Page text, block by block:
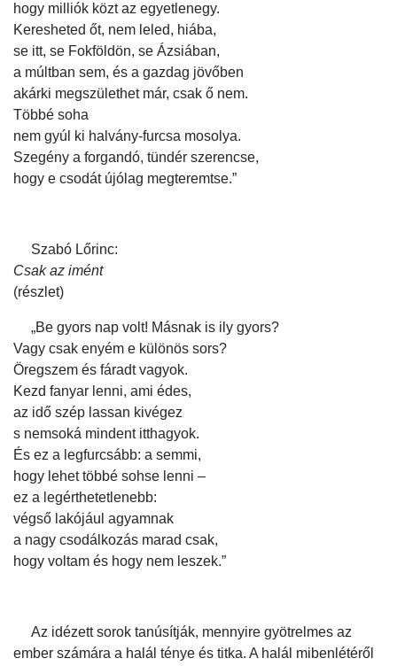
hogy milliók közt az egyetlenegy.
Keresheted őt, nem leled, hiába,
se itt, se Fokföldön, se Ázsiában,
a múltban sem, és a gazdag jövőben
akárki megszülethet már, csak ő nem.
Többé soha
nem gyúl ki halvány-furcsa mosolya.
Szegény a forgandó, tündér szerencse,
hogy e csodát újólag megteremtse.”
Szabó Lőrinc:
Csak az imént
(részlet)
„Be gyors nap volt! Másnak is ily gyors?
Vagy csak enyém e különös sors?
Öregszem és fáradt vagyok.
Kezd fanyar lenni, ami édes,
az idő szép lassan kivégez
s nemsoká mindent itthagyok.
És ez a legfurcsább: a semmi,
hogy lehet többé sohse lenni –
ez a legérthetetlenebb:
végső lakójául agyamnak
a nagy csodálkozás marad csak,
hogy voltam és hogy nem leszek.”
Az idézett sorok tanúsítják, mennyire gyötrelmes az
ember számára a halál ténye és titka. A halál mibenlétéről